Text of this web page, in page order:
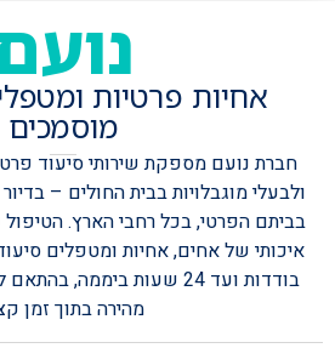
נועם
אחיות פרטיות
מוסמכים
חברת נועם מספקת שירותי סיעוד
ולבעלי מוגבלויות בבית החולים – בדיור
בביתם הפרטי, בכל רחבי הארץ.הטיפול
איכותי של אחים, אחיות ומטפלים
בודדות ועד 24 שעות ביממה,
מהירה בתוך זמן קצר.